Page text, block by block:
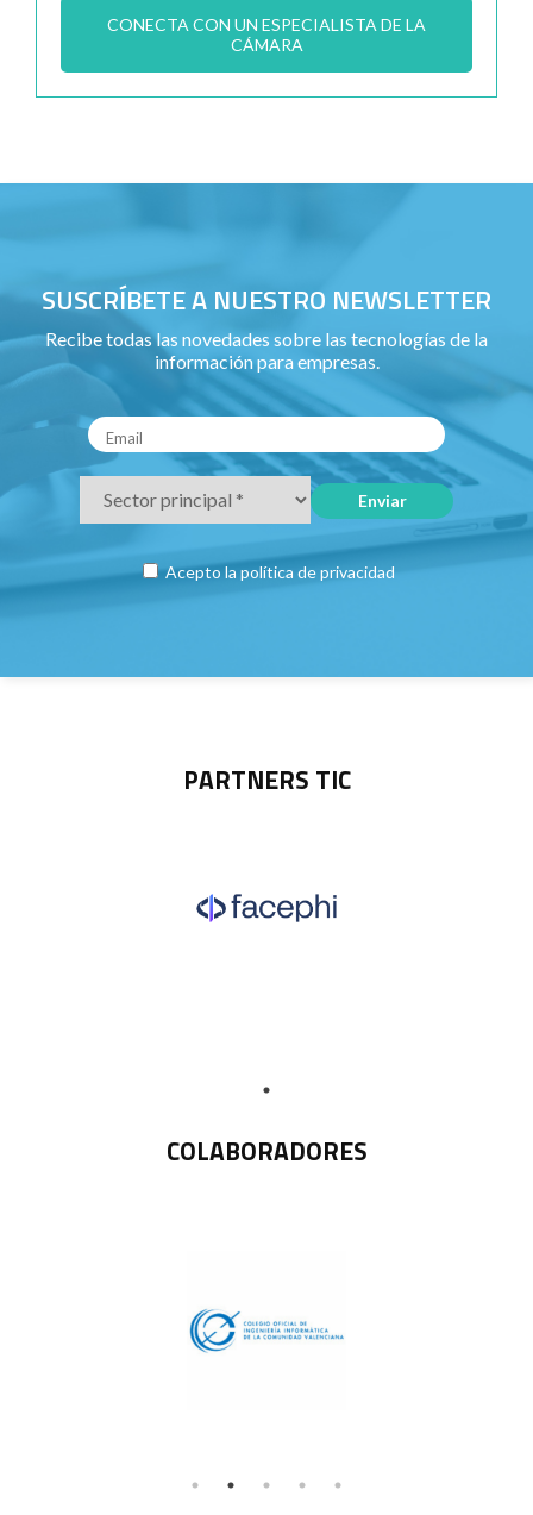
CONECTA CON UN ESPECIALISTA DE LA
CÁMARA
SUSCRÍBETE A NUESTRO NEWSLETTER
Recibe todas las novedades sobre las tecnologías de la
información para empresas.
Acepto la política de privacidad
PARTNERS TIC
COLABORADORES